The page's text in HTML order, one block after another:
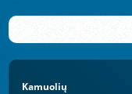
Kamuolių